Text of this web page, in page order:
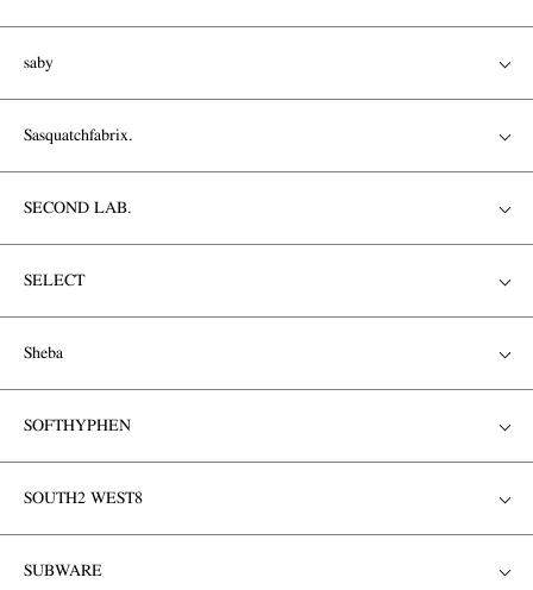
saby
Sasquatchfabrix.
SECOND LAB.
SELECT
Sheba
SOFTHYPHEN
SOUTH2 WEST8
SUBWARE